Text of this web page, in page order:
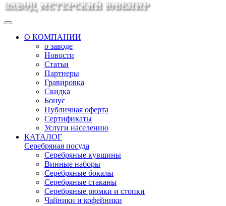
О КОМПАНИИ
о заводе
Новости
Статьи
Партнеры
Гравировка
Скидка
Бонус
Публичная оферта
Сертификаты
Услуги населению
КАТАЛОГ
Серебряная посуда
Серебряные кувшины
Винные наборы
Серебряные бокалы
Серебряные стаканы
Серебряные рюмки и стопки
Чайники и кофейники